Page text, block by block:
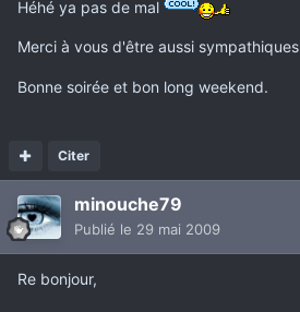
Héhé ya pas de mal
Merci à vous d'être aussi sympathiques
Bonne soirée et bon long weekend.
Citer
minouche79
Publié le 29 mai 2009
Re bonjour,